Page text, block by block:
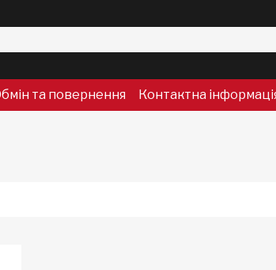
та повернення Контактна